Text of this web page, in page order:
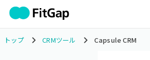
トップ CRMツール Capsule CRM